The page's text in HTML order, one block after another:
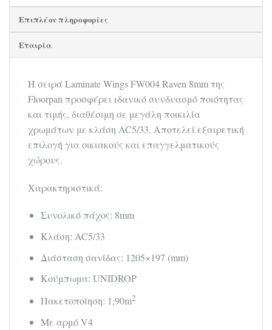
Επιπλέον πληροφορίες
Εταιρία
Η σειρά Laminate Wings FW004 Raven 8mm της
Floorpan προσφέρει ιδανικό συνδυασμό ποιότητας
και τιμής, διαθέσιμη σε μεγάλη ποικιλία
χρωμάτων με κλάση AC5/33. Αποτελεί εξαιρετική
επιλογή για οικιακούς και επαγγελματικούς
χώρους.
Χαρακτηριστικά:
Συνολικό πάχος: 8mm
Κλάση: AC5/33
Διάσταση σανίδας: 1205×197 (mm)
Κούμπωμα: UNIDROP
Πακετοποίηση: 1,90m2
Με αρμό V4